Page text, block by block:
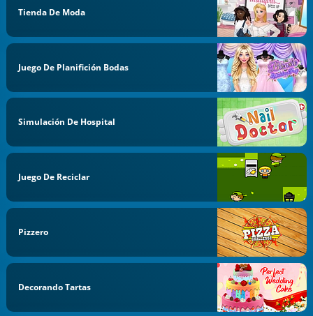
Tienda De Moda
Juego De Planifición Bodas
Simulación De Hospital
Juego De Reciclar
Pizzero
Decorando Tartas